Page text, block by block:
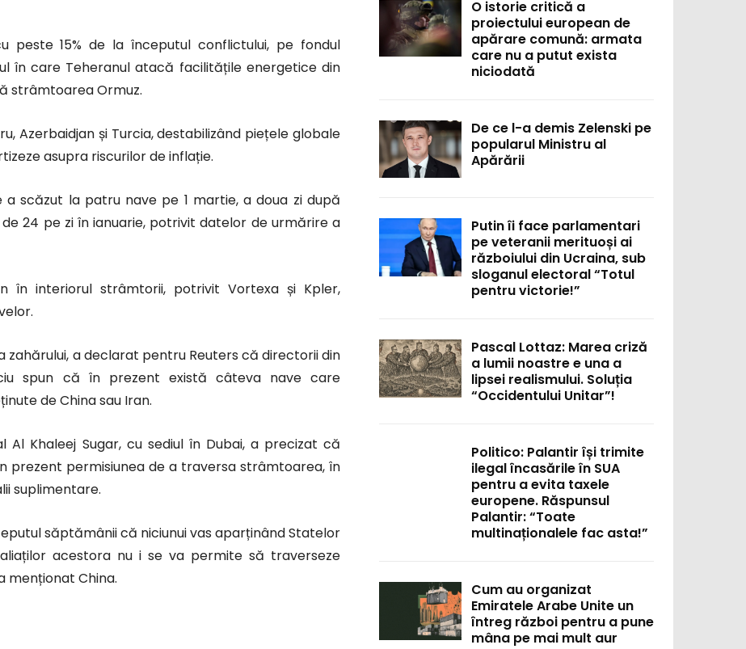
peste 15% de la începutul conflictului, pe fondul
în care Teheranul atacă facilitățile energetice din
strâmtoarea Ormuz.
Azerbaidjan și Turcia, destabilizând piețele globale
asupra riscurilor de inflație.
scăzut la patru nave pe 1 martie, a doua zi după
24 pe zi în ianuarie, potrivit datelor de urmărire a
în interiorul strâmtorii, potrivit Vortexa și Kpler,
zahărului, a declarat pentru Reuters că directorii din
spun că în prezent există câteva nave care
de China sau Iran.
Khaleej Sugar, cu sediul în Dubai, a precizat că
prezent permisiunea de a traversa strâmtoarea, în
suplimentare.
săptămânii că niciunui vas aparținând Statelor
acestora nu i se va permite să traverseze
menționat China.
O istorie critică a
proiectului european de
apărare comună: armata
care nu a putut exista
niciodată
De ce l-a demis Zelenski pe
popularul Ministru al
Apărării
Putin îi face parlamentari
pe veteranii merituoși ai
războiului din Ucraina, sub
sloganul electoral “Totul
pentru victorie!”
Pascal Lottaz: Marea criză
a lumii noastre e una a
lipsei realismului. Soluția
“Occidentului Unitar”!
Politico: Palantir își trimite
ilegal încasările în SUA
pentru a evita taxele
europene. Răspunsul
Palantir: “Toate
multinaționalele fac asta!”
Cum au organizat
Emiratele Arabe Unite un
întreg război pentru a pune
mâna pe mai mult aur